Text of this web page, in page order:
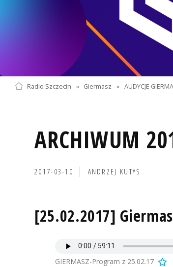
Radio Szczecin » Giermasz » AUDYCJE
ARCHIWUM
2017-03-10 ANDRZEJ KUTYS
[25.02.2017]
GIERMASZ-Program z 25.02.17